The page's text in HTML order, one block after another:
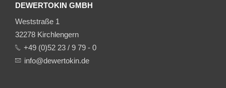
DEWERTOKIN GMBH
Weststraße 1
32278 Kirchlengern
+49 (0)52 23 / 9 79 - 0
info@dewertokin.de